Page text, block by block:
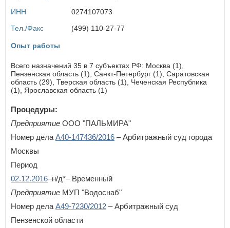
Красноярский край
Курская область
Л
Липецкая область
М
Москва
Московская область
Мурманская область
Н
Ненецкий автономный округ
Нижегородская область
Новгородская область
О
ИНН
0274107073
Тел./Факс
(499) 110-27-77
Опыт работы
Всего назначений 35 в 7 субъектах РФ: Москва (1),
Пензенская область (1), Санкт-Петербург (1), Саратовская
область (29), Тверская область (1), Чеченская Республика
(1), Ярославская область (1)
Процедуры:
Предприятие ООО "ПАЛЬМИРА"
Номер дела А40-147436/2016 – Арбитражный суд города
Москвы
Период
02.12.2016–н/д*– Временный
Предприятие МУП "Водоснаб"
Номер дела А49-7230/2012 – Арбитражный суд
Пензенской области